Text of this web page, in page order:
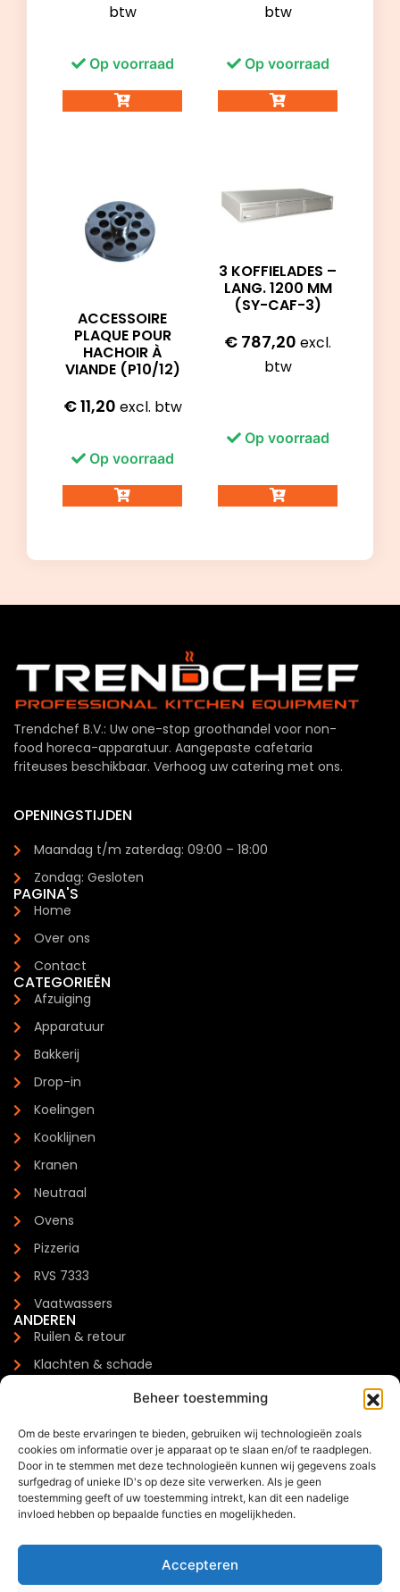
Beheer toestemming
Om de beste ervaringen te bieden, gebruiken wij technologieën zoals
cookies om informatie over je apparaat op te slaan en/of te raadplegen.
Door in te stemmen met deze technologieën kunnen wij gegevens zoals
surfgedrag of unieke ID's op deze site verwerken. Als je geen
toestemming geeft of uw toestemming intrekt, kan dit een nadelige
invloed hebben op bepaalde functies en mogelijkheden.
Accepteren
btw
Op voorraad
btw
Op voorraad
ACCESSOIRE
PLAQUE POUR
HACHOIR À
VIANDE (P10/12)
€11,20 excl. btw
Op voorraad
3 KOFFIELADES –
LANG. 1200 MM
(SY-CAF-3)
€ 787,20 excl.
btw
Op voorraad
Trendchef B.V.: Uw one-stop groothandel voor non-
food horeca-apparatuur. Aangepaste cafetaria
friteuses beschikbaar. Verhoog uw catering met ons.
OPENINGSTIJDEN
Maandag t/m zaterdag: 09:00 – 18:00
Zondag: Gesloten
PAGINA'S
Home
Over ons
Contact
CATEGORIEËN
Afzuiging
Apparatuur
Bakkerij
Drop-in
Koelingen
Kooklijnen
Kranen
Neutraal
Ovens
Pizzeria
RVS 7333
Vaatwassers
ANDEREN
Ruilen & retour
Klachten & schade
Meest gestelde vragen
CONTACTGEGEVENS
Zilverenberg 34, 5234 GM 's-Hertogenbosch
+31 085 - 06 00 126